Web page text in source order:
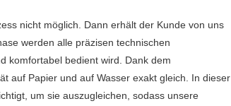
nicht möglich. Dann erhält der Kunde von uns
werden alle präzisen technischen
komfortabel bedient wird. Dank dem
auf Papier und auf Wasser exakt gleich. In dieser
um sie auszugleichen, sodass unsere